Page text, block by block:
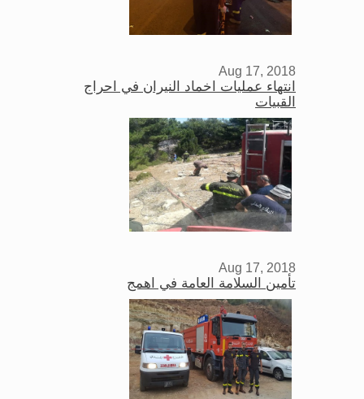
Aug 17, 2018
انتهاء عمليات اخماد النيران في احراج
القبيات
Aug 17, 2018
تأمين السلامة العامة في اهمج